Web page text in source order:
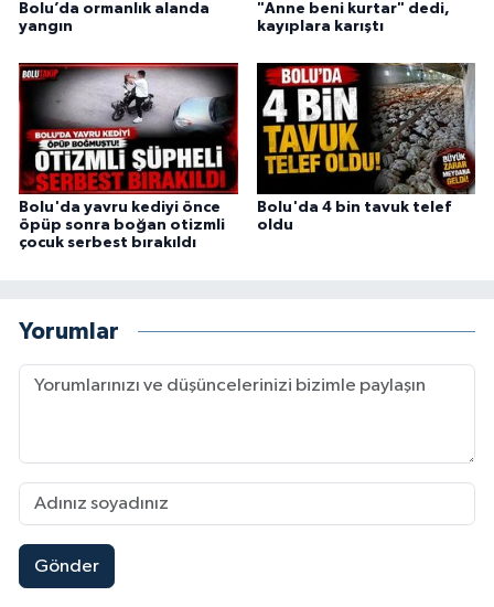
Bolu’da ormanlık alanda
yangın
"Anne beni kurtar" dedi,
kayıplara karıştı
Bolu'da yavru kediyi önce
öpüp sonra boğan otizmli
çocuk serbest bırakıldı
Bolu'da 4 bin tavuk telef
oldu
Yorumlar
Gönder